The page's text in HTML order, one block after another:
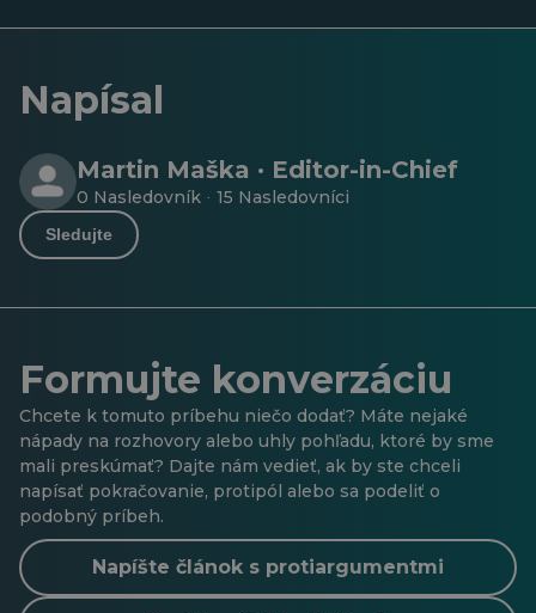
Napísal
Martin Maška · Editor-in-Chief
0 Nasledovník · 15 Nasledovníci
Sledujte
Formujte konverzáciu
Chcete k tomuto príbehu niečo dodať? Máte nejaké
nápady na rozhovory alebo uhly pohľadu, ktoré by sme
mali preskúmať? Dajte nám vedieť, ak by ste chceli
napísať pokračovanie, protipól alebo sa podeliť o
podobný príbeh.
Napíšte článok s protiargumentmi